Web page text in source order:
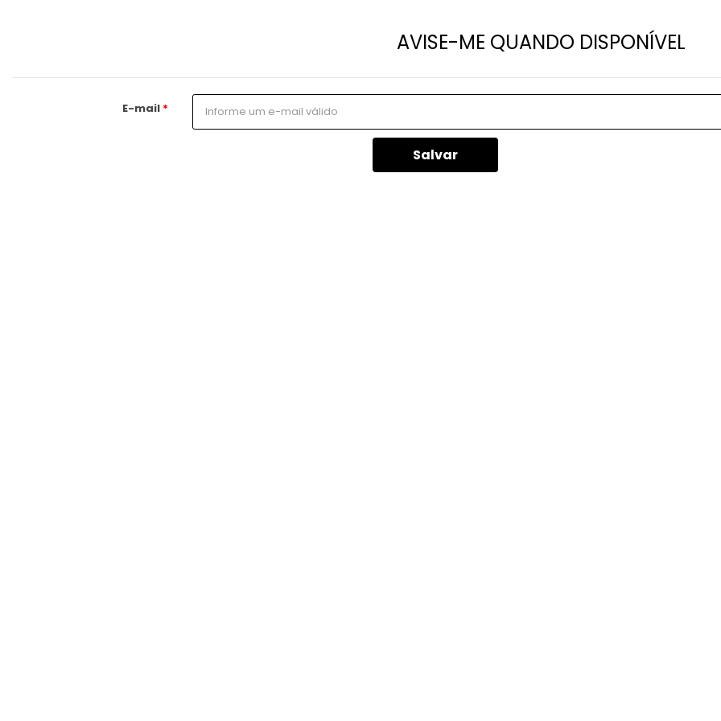
AVISE-ME QUANDO DISPONÍVEL
E-mail
Salvar